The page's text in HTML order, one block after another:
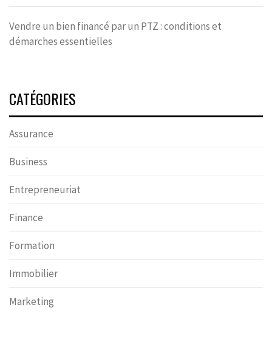
Vendre un bien financé par un PTZ : conditions et
démarches essentielles
CATÉGORIES
Assurance
Business
Entrepreneuriat
Finance
Formation
Immobilier
Marketing